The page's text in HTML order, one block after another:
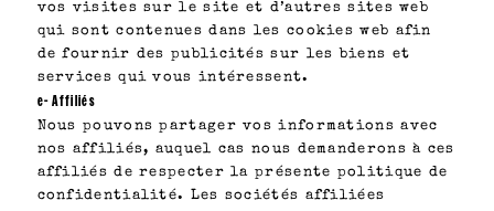
vos visites sur le site et d’autres sites web
qui sont contenues dans les cookies web afin
de fournir des publicités sur les biens et
services qui vous intéressent.
e- Affiliés
Nous pouvons partager vos informations avec
nos affiliés, auquel cas nous demanderons à ces
affiliés de respecter la présente politique de
confidentialité. Les sociétés affiliées